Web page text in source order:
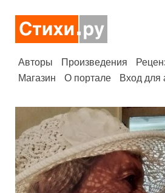
Авторы Произведения
Магазин
О портале Вход для